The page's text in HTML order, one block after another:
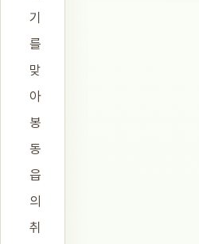
기
를
맞
아
봉
동
읍
의
취